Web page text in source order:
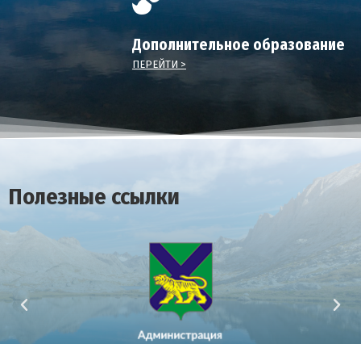
Дополнительное образование
ПЕРЕЙТИ >
Полезные ссылки